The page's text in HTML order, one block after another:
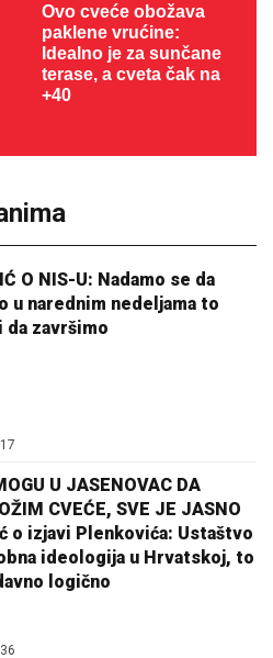
Ovo cveće obožava
paklene vrućine:
Idealno je za sunčane
terase, a cveta čak na
+40
O NIS-U: Nadamo se da
u narednim nedeljama to
da završimo
17
U JASENOVAC DA
CVEĆE, SVE JE JASNO
o izjavi Plenkovića: Ustaštvo
ideologija u Hrvatskoj, to
logično
36